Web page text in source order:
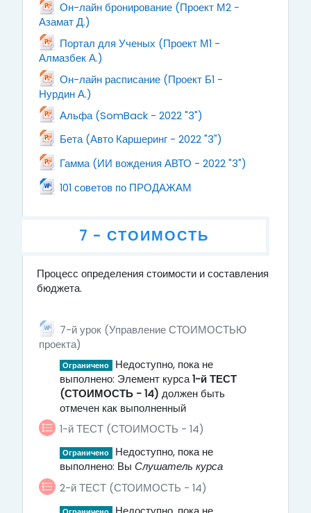
Он-лайн бронирование (Проект М2 -
Азамат Д.)
Портал для Ученых (Проект М1 -
Алмазбек А.)
Он-лайн расписание (Проект Б1 -
Нурдин А.)
Альфа (SomBack - 2022 "3")
Бета (Авто Каршеринг - 2022 "3")
Гамма (ИИ вождения АВТО - 2022 "3")
101 советов по ПРОДАЖАМФайл
7 - СТОИМОСТЬ
7 - СТОИМОСТЬ
Процесс определения стоимости и составления
бюджета.
7-й урок (Управление СТОИМОСТЬЮ
проекта)
Ограничено Недоступно, пока не
выполнено: Элемент курса1-й ТЕСТ
(СТОИМОСТЬ - 14) должен быть
отмечен как выполненный
1-й ТЕСТ (СТОИМОСТЬ - 14)
Ограничено Недоступно, пока не
выполнено: Вы Слушатель курса
2-й ТЕСТ (СТОИМОСТЬ - 14)